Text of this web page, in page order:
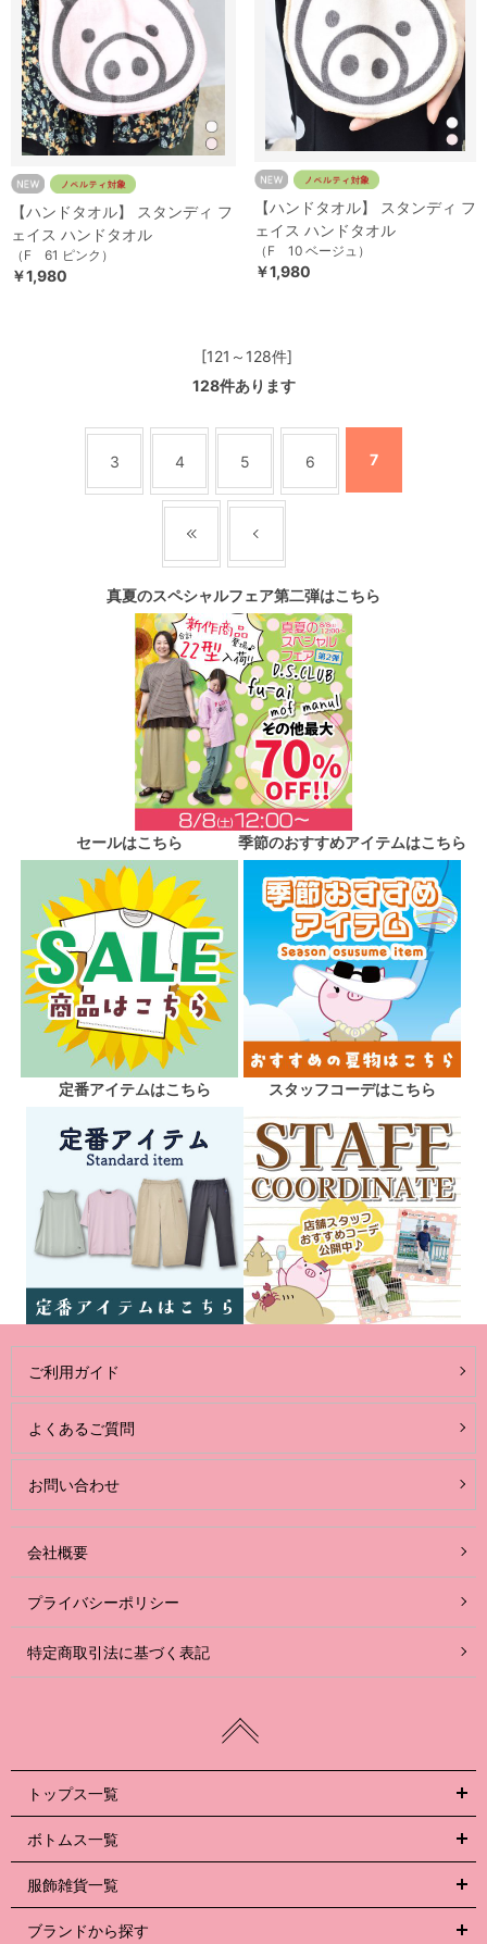
【ハンドタオル】 スタンディ フ
ェイス ハンドタオル
（F 61 ピンク）
￥1,980
【ハンドタオル】 スタンディ フ
ェイス ハンドタオル
（F 10 ベージュ）
￥1,980
[121～128件]
128件あります
3 4 5 6 7
真夏のスペシャルフェア第二弾はこちら
セールはこちら 季節のおすすめアイテムはこちら
定番アイテムはこちら スタッフコーデはこちら
ご利用ガイド
よくあるご質問
お問い合わせ
会社概要
プライバシーポリシー
特定商取引法に基づく表記
トップス一覧
ボトムス一覧
服飾雑貨一覧
ブランドから探す